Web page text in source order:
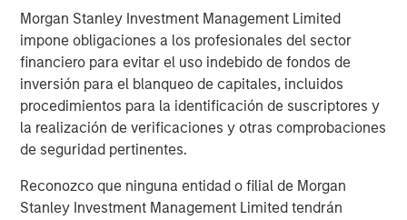
Morgan Stanley Investment Management Limited
impone obligaciones a los profesionales del sector
financiero para evitar el uso indebido de fondos de
inversión para el blanqueo de capitales, incluidos
procedimientos para la identificación de suscriptores y
la realización de verificaciones y otras comprobaciones
de seguridad pertinentes.
Reconozco que ninguna entidad o filial de Morgan
Stanley Investment Management Limited tendrán
The Author
Jim Caron
Managing Director